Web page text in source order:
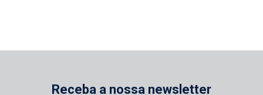
Receba a nossa newsletter